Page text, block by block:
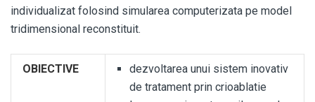
individualizat folosind simularea computerizata pe model
tridimensional reconstituit.
OBIECTIVE
dezvoltarea unui sistem inovativ
de tratament prin crioablatie